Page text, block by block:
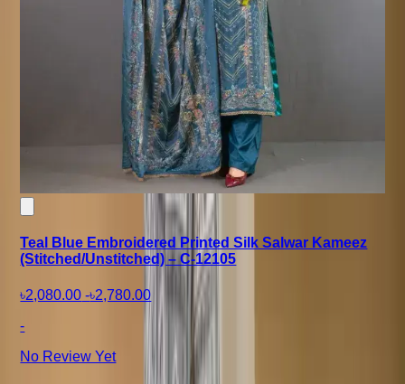
Teal Blue Embroidered Printed Silk Salwar Kameez
(Stitched/Unstitched) – C-12105
৳2,080.00 -৳2,780.00
-
No Review Yet